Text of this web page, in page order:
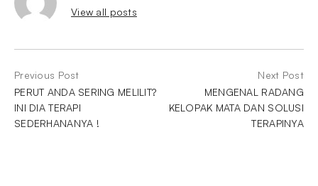
View all posts
Previous Post
PERUT ANDA SERING MELILIT?
INI DIA TERAPI
SEDERHANANYA !
Next Post
MENGENAL RADANG
KELOPAK MATA DAN SOLUSI
TERAPINYA